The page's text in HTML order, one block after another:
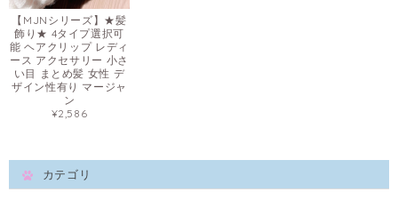
【MJNシリーズ】★髪
飾り★ 4タイプ選択可
能 ヘアクリップ レディ
ース アクセサリー 小さ
い目 まとめ髪 女性 デ
ザイン性有り マージャ
ン
¥2,586
カテゴリ